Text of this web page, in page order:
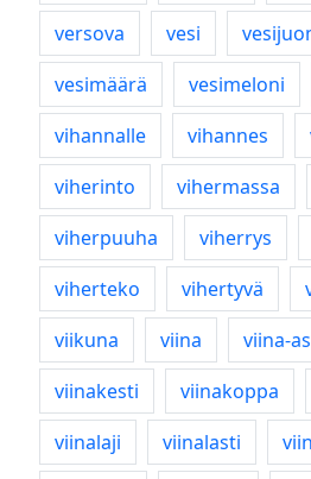
versova
vesi
vesimäärä
vesimeloni
vihannalle
vihannes
viherinto
vihermassa
viherpuuha
viherrys
viherteko
vihertyvä
viikuna
viina viina-
viinakesti
viinakoppa
viinalaji
viinalasti